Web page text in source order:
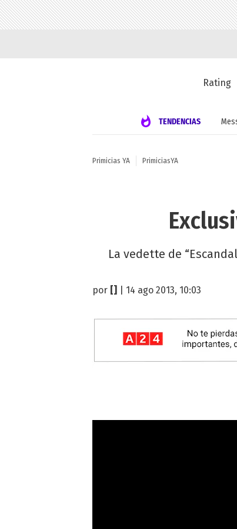
Rating
TENDENCIAS
Primicias YA PrimiciasYA
La vedette de
por | 14 ago 2013, 10:03